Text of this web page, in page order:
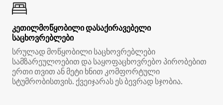
კეთილმოწყობილი დასაქირავებელი
საცხოვრებლები
სრულად მოწყობილი საცხოვრებლები
სამზარეულოებით და საყოფაცხოვრებო პირობებით
ერთი თვით ან მეტი ხნით კომფორტული
სტუმრობისთვის. ქვეიჯარას ეს ბევრად სჯობია.